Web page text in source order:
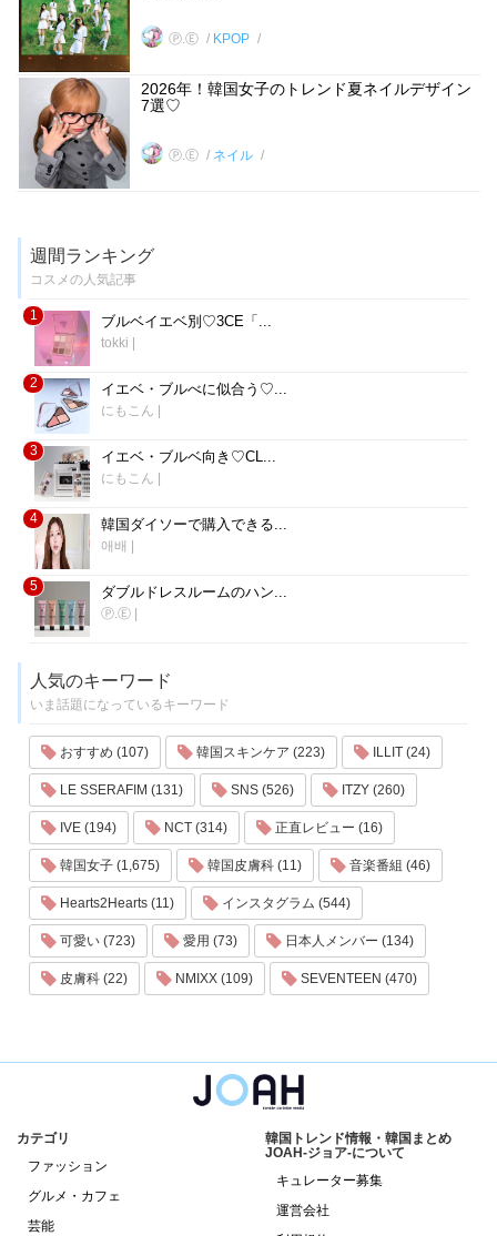
Ⓟ.Ⓔ KPOP
2026年！韓国女子のトレンド夏ネイルデザイン
7選♡
Ⓟ.Ⓔ ネイル
週間ランキング
コスメの人気記事
1 ブルベイエベ別♡3CE「...
tokki
2 イエベ・ブルべに似合う♡...
にもこん
3 イエベ・ブルベ向き♡CL...
にもこん
4 韓国ダイソーで購入できる...
애배
5 ダブルドレスルームのハン...
Ⓟ.Ⓔ
人気のキーワード
いま話題になっているキーワード
おすすめ (107) 韓国スキンケア (223) ILLIT (24)
LE SSERAFIM (131) SNS (526) ITZY (260)
IVE (194) NCT (314) 正直レビュー (16)
韓国女子 (1,675) 韓国皮膚科 (11) 音楽番組 (46)
Hearts2Hearts (11) インスタグラム (544)
可愛い (723) 愛用 (73) 日本人メンバー (134)
皮膚科 (22) NMIXX (109) SEVENTEEN (470)
カテゴリ
ファッション
グルメ・カフェ
芸能
韓国トレンド情報・韓国まとめ
JOAH-ジョア-について
キュレーター募集
運営会社